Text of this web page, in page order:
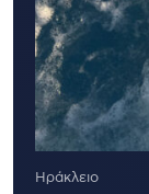
Ηράκλειο